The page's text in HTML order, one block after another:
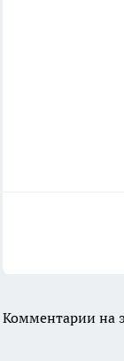
Комментарии на